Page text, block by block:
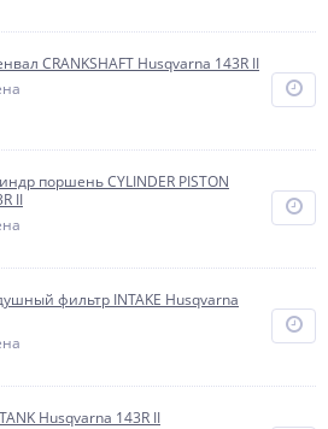
CRANKSHAFT Husqvarna 143R II
поршень CYLINDER PISTON
II
фильтр INTAKE Husqvarna
Husqvarna 143R II